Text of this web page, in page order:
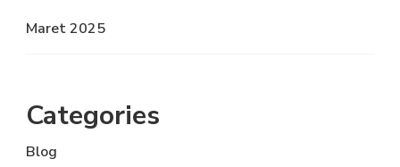
Maret 2025
Categories
Blog